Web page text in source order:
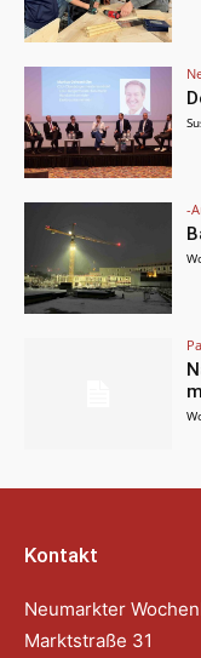
-
Kontakt
Neumarkter
Marktstraße 31